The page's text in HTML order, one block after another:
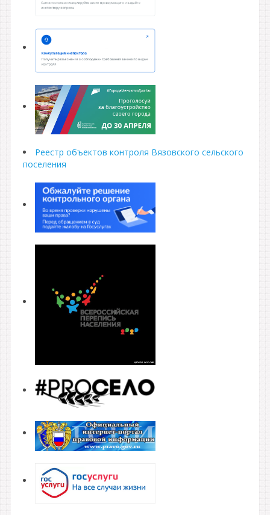
Реестр объектов контроля Вязовского сельского
поселения